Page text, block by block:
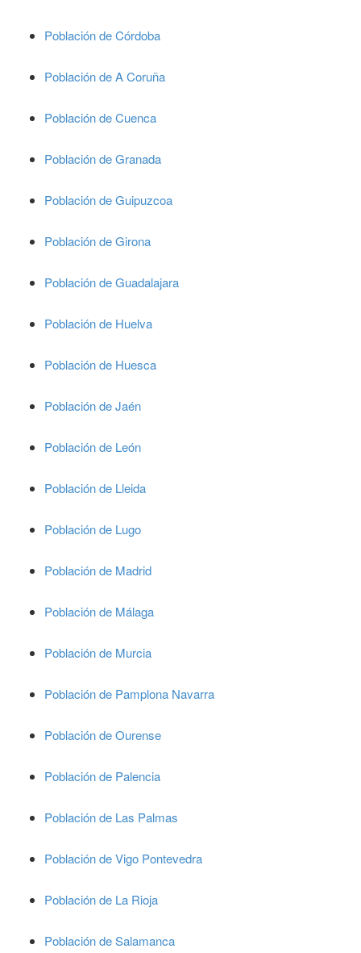
Población de Córdoba
Población de A Coruña
Población de Cuenca
Población de Granada
Población de Guipuzcoa
Población de Girona
Población de Guadalajara
Población de Huelva
Población de Huesca
Población de Jaén
Población de León
Población de Lleida
Población de Lugo
Población de Madrid
Población de Málaga
Población de Murcia
Población de Pamplona Navarra
Población de Ourense
Población de Palencia
Población de Las Palmas
Población de Vigo Pontevedra
Población de La Rioja
Población de Salamanca